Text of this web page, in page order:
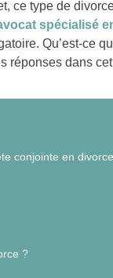
ce type de
spécialisé
Qu’est-ce
réponses dans
conjointe en
?